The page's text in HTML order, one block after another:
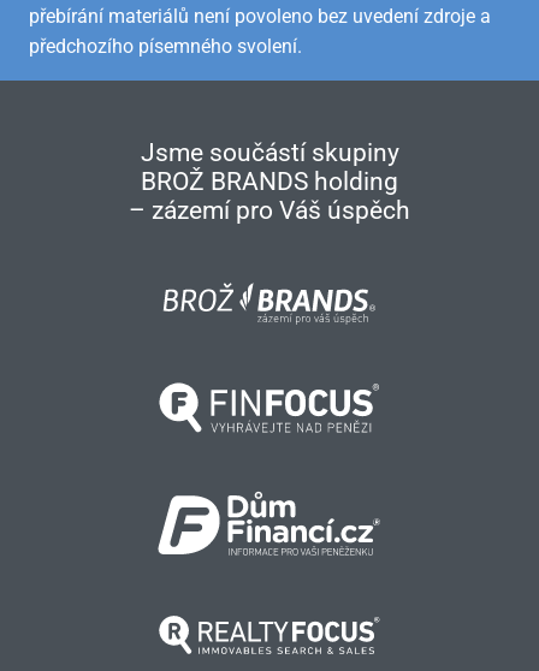
přebírání materiálů není povoleno bez uvedení zdroje a
předchozího písemného svolení.
Jsme součástí skupiny
BROŽ BRANDS holding
– zázemí pro Váš úspěch